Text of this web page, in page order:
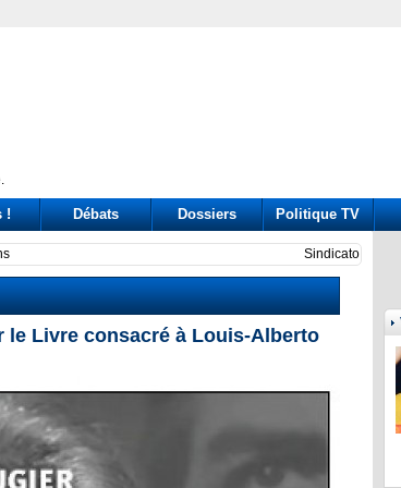
! Débats Dossiers Politique TV
en centenario de Fidel
Livre consacré à Louis-Alberto